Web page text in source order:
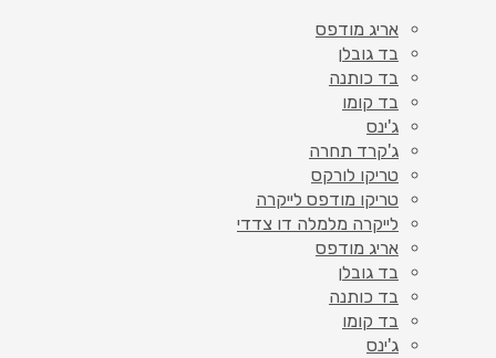
אריג מודפס
בד גובלן
בד כותנה
בד קומו
ג'ינס
ג'קרד תחרה
טריקו לורקס
טריקו מודפס לייקרה
לייקרה מלמלה דו צדדי
אריג מודפס
בד גובלן
בד כותנה
בד קומו
ג'ינס